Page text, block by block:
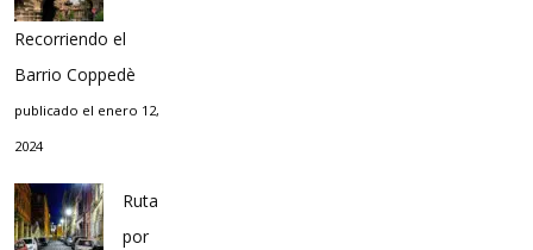
Recorriendo el
Barrio Coppedè
publicado el enero 12,
2024
Ruta
por